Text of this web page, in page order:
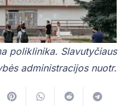
poliklinika. Slavutyčiaus
administracijos nuotr.